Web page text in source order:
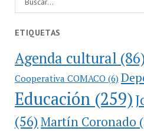
ETIQUETAS
Agenda cultural
Cooperativa COMACO(6)
Educación(259)
(56)Martín Coronado